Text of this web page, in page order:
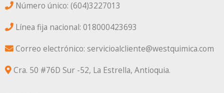
Número único: (604)3227013
Línea fija nacional: 018000423693
Correo electrónico: servicioalcliente@westquimica.com
Cra. 50 #76D Sur -52, La Estrella, Antioquia.